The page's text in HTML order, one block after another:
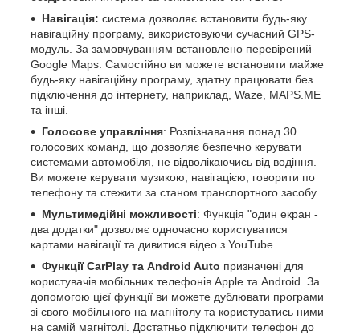
Навігація: система дозволяє встановити будь-яку
навігаційну програму, використовуючи сучасний GPS-
модуль. За замовчуванням встановлено перевірений
Google Maps. Самостійно ви можете встановити майже
будь-яку навігаційну програму, здатну працювати без
підключення до інтернету, наприклад, Waze, MAPS.ME
та інші.
Голосове управління: Розпізнавання понад 30
голосових команд, що дозволяє безпечно керувати
системами автомобіля, не відволікаючись від водіння.
Ви можете керувати музикою, навігацією, говорити по
телефону та стежити за станом транспортного засобу.
Мультимедійні можливості: Функція "один екран -
два додатки" дозволяє одночасно користуватися
картами навігації та дивитися відео з YouTube.
Функції CarPlay та Android Auto призначені для
користувачів мобільних телефонів Apple та Android. За
допомогою цієї функції ви можете дублювати програми
зі свого мобільного на магнітолу та користуватись ними
на самій магнітолі. Достатньо підключити телефон до